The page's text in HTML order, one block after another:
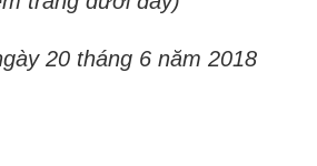
20 tháng 6 năm 2018